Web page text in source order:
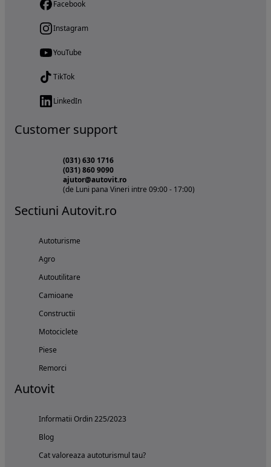
Facebook
Instagram
YouTube
TikTok
LinkedIn
Customer support
(031) 630 1716
(031) 860 9090
ajutor@autovit.ro
(de Luni pana Vineri intre 09:00 - 17:00)
Sectiuni Autovit.ro
Autoturisme
Agro
Autoutilitare
Camioane
Constructii
Motociclete
Piese
Remorci
Autovit
Informatii Ordin 225/2023
Blog
Cat valoreaza autoturismul tau?